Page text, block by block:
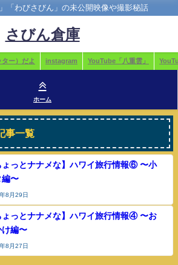
「わびさびん」の未公開映像や撮影秘話
さびん倉庫
ー）だよ instagram YouTube「八重雲」
ホーム
事一覧
ょっとナナメな】ハワイ旅行情報⑥ 〜小
編〜
8月29日
ょっとナナメな】ハワイ旅行情報④ 〜お
け編〜
8月27日